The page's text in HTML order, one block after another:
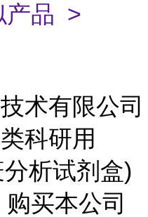
产品 >
术有限公司
科研用
析试剂盒)
买本公司